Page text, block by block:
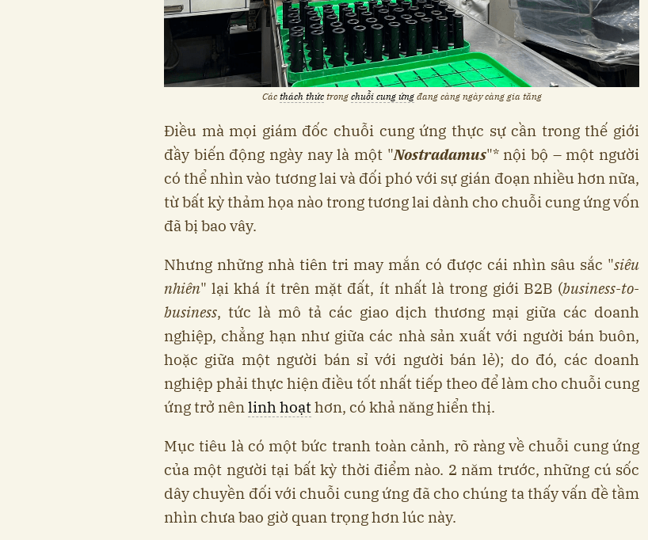
Các thách thứctrong chuỗi cung ứngđang càng ngày càng gia tăng
Điều mà mọi giám đốc chuỗi cung ứng thực sự cần trong thế giới
đầy biến động ngày nay là một "Nostradamus"* nội bộ – một người
có thể nhìn vào tương lai và đối phó với sự gián đoạn nhiều hơn nữa,
từ bất kỳ thảm họa nào trong tương lai dành cho chuỗi cung ứng vốn
đã bị bao vây.
Nhưng những nhà tiên tri may mắn có được cái nhìn sâu sắc "siêu
nhiên" lại khá ít trên mặt đất, ít nhất là trong giới B2B (business-to-
business, tức là mô tả các giao dịch thương mại giữa các doanh
nghiệp, chẳng hạn như giữa các nhà sản xuất với người bán buôn,
hoặc giữa một người bán sỉ với người bán lẻ); do đó, các doanh
nghiệp phải thực hiện điều tốt nhất tiếp theo để làm cho chuỗi cung
ứng trở nên linh hoạthơn, có khả năng hiển thị.
Mục tiêu là có một bức tranh toàn cảnh, rõ ràng về chuỗi cung ứng
của một người tại bất kỳ thời điểm nào. 2 năm trước, những cú sốc
dây chuyền đối với chuỗi cung ứng đã cho chúng ta thấy vấn đề tầm
nhìn chưa bao giờ quan trọng hơn lúc này.